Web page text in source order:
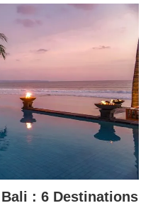
: 6 Destinations